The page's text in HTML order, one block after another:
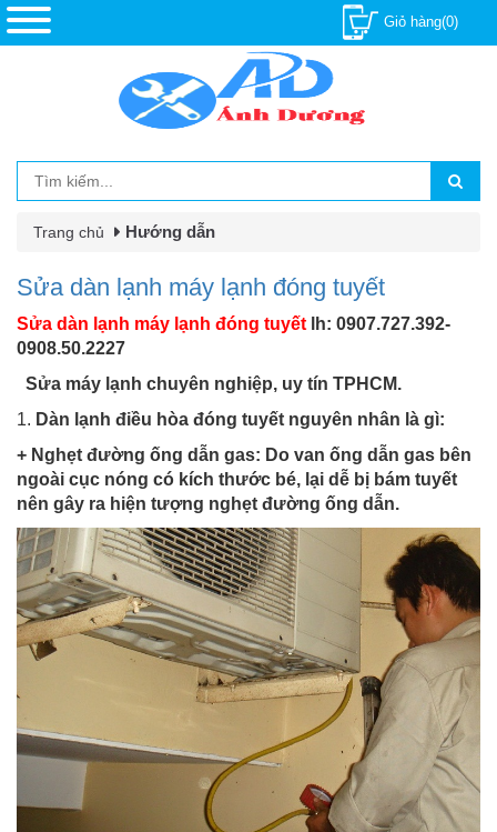
Giỏ hàng(0)
Trang chủ Hướng dẫn
Sửa dàn lạnh máy lạnh đóng tuyết
Sửa dàn lạnh máy lạnh đóng tuyết
lh: 0907.727.392-
0908.50.2227
Sửa máy lạnh chuyên nghiệp, uy tín TPHCM.
1. Dàn lạnh điều hòa đóng tuyết nguyên nhân là gì:
+ Nghẹt đường ống dẫn gas: Do van ống dẫn gas bên
ngoài cục nóng có kích thước bé, lại dễ bị bám tuyết
nên gây ra hiện tượng nghẹt đường ống dẫn.